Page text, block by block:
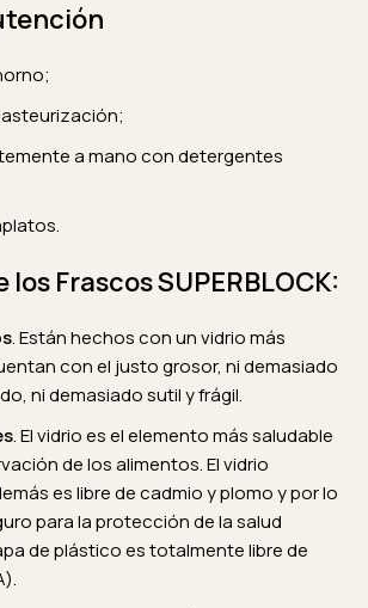
a mano con detergentes
Frascos SUPERBLOCK:
. Están hechos con un vidrio más
con el justo grosor, ni demasiado
ni demasiado sutil y frágil.
. El vidrio es el elemento más saludable
de los alimentos. El vidrio
es libre de cadmio y plomo y por lo
para la protección de la salud
de plástico es totalmente libre de